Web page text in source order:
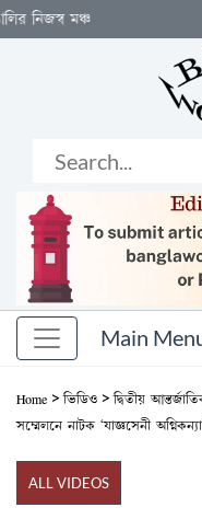
মঞ্চ
Home > ভিডিও > দ্বিতীয়
সম্মেলনে নাটক ‘যাজ্ঞসেনী
ALL VIDEOS